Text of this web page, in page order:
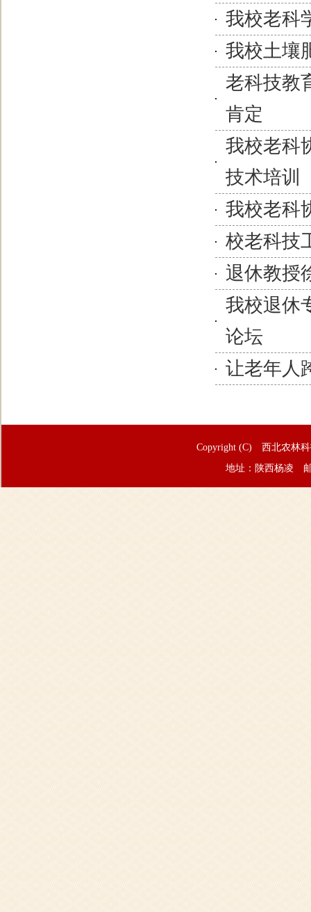
我校老科
我校土壤
老科技教
肯定
我校老科
技术培训
我校老科
校老科技
退休教授
我校退休
论坛
让老年人
Copyright (C) 西北农林
地址：陕西杨凌